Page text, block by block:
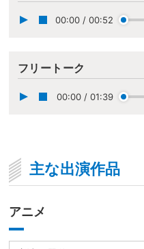
00:00 / 00:52
フリートーク
00:00 / 01:39
主な出演作品
アニメ